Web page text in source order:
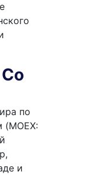
по
(MOEX:
и